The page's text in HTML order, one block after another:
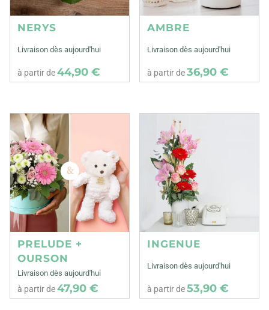
NERYS
Livraison dès aujourd'hui
à partir de44,90 €
AMBRE
Livraison dès aujourd'hui
à partir de36,90 €
PRELUDE +
OURSON
Livraison dès aujourd'hui
à partir de47,90 €
INGENUE
Livraison dès aujourd'hui
à partir de53,90 €